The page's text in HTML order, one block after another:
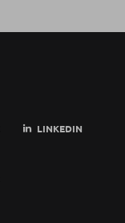
LINKEDIN